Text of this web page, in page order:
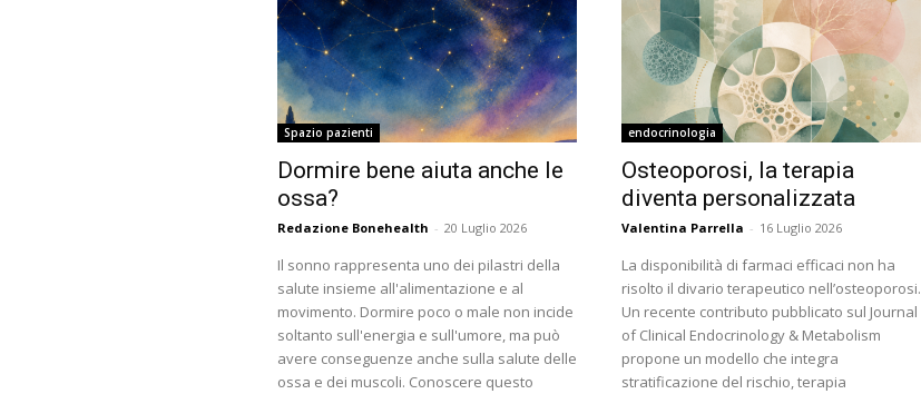
Spazio pazienti
Dormire bene aiuta anche le
ossa?
Redazione Bonehealth - 20 Luglio 2026
Il sonno rappresenta uno dei pilastri della
salute insieme all'alimentazione e al
movimento. Dormire poco o male non incide
soltanto sull'energia e sull'umore, ma può
avere conseguenze anche sulla salute delle
ossa e dei muscoli. Conoscere questo
endocrinologia
Osteoporosi, la terapia
diventa personalizzata
Valentina Parrella - 16 Luglio 2026
La disponibilità di farmaci efficaci non ha
risolto il divario terapeutico nell’osteoporosi.
Un recente contributo pubblicato sul Journal
of Clinical Endocrinology & Metabolism
propone un modello che integra
stratificazione del rischio, terapia